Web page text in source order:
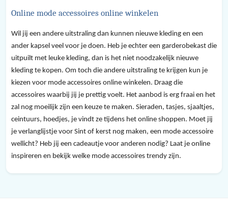
Online mode accessoires online winkelen
Wil jij een andere uitstraling dan kunnen nieuwe kleding en een
ander kapsel veel voor je doen. Heb je echter een garderobekast die
uitpuilt met leuke kleding, dan is het niet noodzakelijk nieuwe
kleding te kopen. Om toch die andere uitstraling te krijgen kun je
kiezen voor mode accessoires online winkelen. Draag die
accessoires waarbij jij je prettig voelt. Het aanbod is erg fraai en het
zal nog moeilijk zijn een keuze te maken. Sieraden, tasjes, sjaaltjes,
ceintuurs, hoedjes, je vindt ze tijdens het online shoppen. Moet jij
je verlanglijstje voor Sint of kerst nog maken, een mode accessoire
wellicht? Heb jij een cadeautje voor anderen nodig? Laat je online
inspireren en bekijk welke mode accessoires trendy zijn.